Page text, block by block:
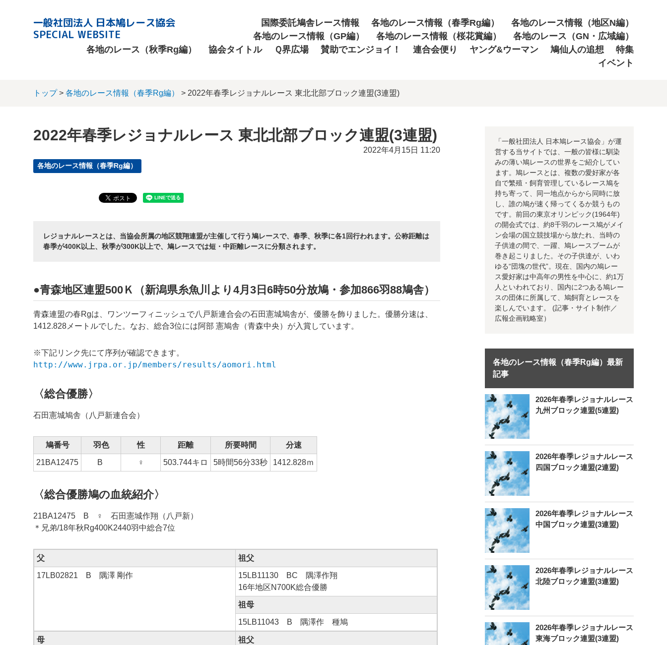
一般社団法人 日本鳩レース協会
SPECIAL WEBSITE
国際委託鳩舎レース情報 各地のレース情報（春季Rg編）
各地のレース情報（地区N編）
各地のレース情報（GP編）
各地のレース情報（桜花賞編）
各地のレース（GN・広域編）
各地のレース（秋季Rg編）
協会タイトル Ｑ界広場 賛助でエンジョイ！ 連合会便り ヤング&ウーマン 鳩仙人の追想
特集
イベント
トップ>各地のレース情報（春季Rg編） > 2022年春季レジョナルレース 東北北部ブロック連盟(3連盟)
2022年春季レジョナルレース 東北北部ブロック連盟(3連盟)
2022年4月15日 11:20
各地のレース情報（春季Rg編）
レジョナルレースとは、当協会所属の地区競翔連盟が主催して行う鳩レースで、春季、秋季に各1回行われます。公称距離は
春季が400K以上、秋季が300K以上で、鳩レースでは短・中距離レースに分類されます。
●青森地区連盟500Ｋ（新潟県糸魚川より4月3日6時50分放鳩・参加866羽88鳩舎）
青森連盟の春Rgは、ワンツーフィニッシュで八戸新連合会の石田憲城鳩舎が、優勝を飾りました。優勝分速は、
1412.828メートルでした。なお、総合3位には阿部 憲鳩舎（青森中央）が入賞しています。
※下記リンク先にて序列が確認できます。
http://www.jrpa.or.jp/members/results/aomori.html
〈総合優勝〉
石田憲城鳩舎（八戸新連合会）
鳩番号 羽色 性 距離 所要時間 分速
21BA12475 B ♀ 503.744キロ 5時間56分33秒 1412.828ｍ
〈総合優勝鳩の血統紹介〉
21BA12475 B ♀ 石田憲城作翔（八戸新）
＊兄弟/18年秋Rg400K2440羽中総合7位
父 祖父
17LB02821 B 隅澤 剛作
15LB11130 BC 隅澤作翔
16年地区N700K総合優勝
祖母
15LB11043 B 隅澤作 種鳩
母 祖父
「一般社団法人 日本鳩レース協会」が運
営する当サイトでは、一般の皆様に馴染
みの薄い鳩レースの世界をご紹介してい
ます。鳩レースとは、複数の愛好家が各
自で繁殖・飼育管理しているレース鳩を
持ち寄って、同一地点からから同時に放
し、誰の鳩が速く帰ってくるか競うもの
です。前回の東京オリンピック(1964年)
の開会式では、約8千羽のレース鳩がメイ
ン会場の国立競技場から放たれ、当時の
子供達の間で、一躍、鳩レースブームが
巻き起こりました。その子供達が、いわ
ゆる“団塊の世代”。現在、国内の鳩レー
ス愛好家は中高年の男性を中心に、約1万
人といわれており、国内に2つある鳩レー
スの団体に所属して、鳩飼育とレースを
楽しんでいます。 (記事・サイト制作／
広報企画戦略室）
各地のレース情報（春季Rg編）最新
記事
2026年春季レジョナルレース
九州ブロック連盟(5連盟)
2026年春季レジョナルレース
四国ブロック連盟(2連盟)
2026年春季レジョナルレース
中国ブロック連盟(3連盟)
2026年春季レジョナルレース
北陸ブロック連盟(3連盟)
2026年春季レジョナルレース
東海ブロック連盟(3連盟)